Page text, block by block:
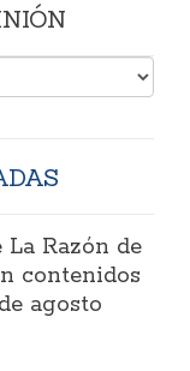
Razón de
contenidos
agosto